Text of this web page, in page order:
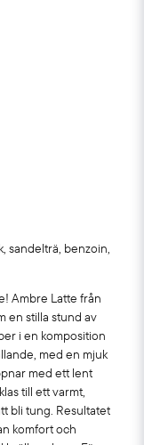
sandelträ, benzoin,
Ambre Latte från
en stilla stund av
i en komposition
med en mjuk
med ett lent
till ett varmt,
bli tung. Resultatet
komfort och